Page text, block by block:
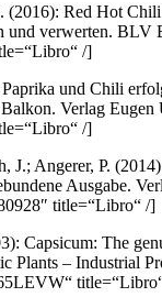
Red Hot Chili
und verwerten. BLV
/]
und Chili
Verlag Eugen
/]
J.; Angerer, P.
Ausgabe.
title=“Libro“ /]
Capsicum: The
Plants – Industrial